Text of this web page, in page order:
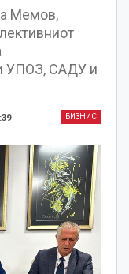
Мемов,
УПОЗ, САДУ и
БИЗНИС